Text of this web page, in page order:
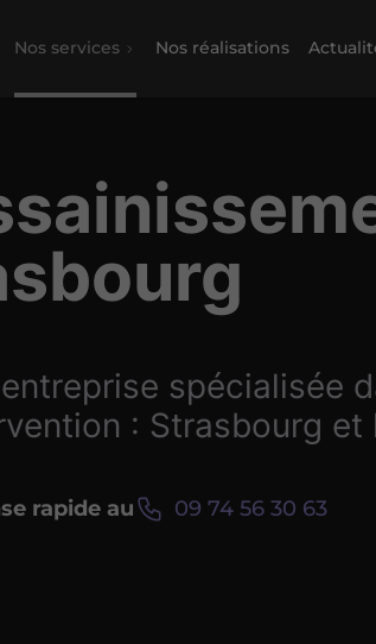
Nos services Nos réalisations
entreprise spécialisée
: Strasbourg
rapide au 09 74 56 30 63